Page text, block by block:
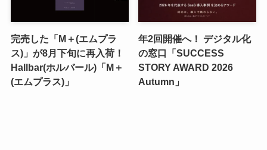
完売した「M＋(エムプラ
ス)」が8月下旬に再入荷！
Hallbar(ホルバール)「M＋
(エムプラス)」
年2回開催へ！ デジタル化
の窓口「SUCCESS
STORY AWARD 2026
Autumn」